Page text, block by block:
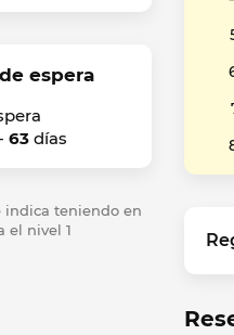
espera
63 días
indica teniendo en
el nivel 1